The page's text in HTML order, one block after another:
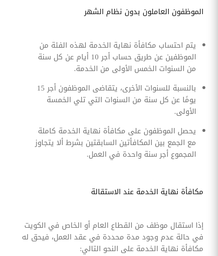
الموظفون العاملون بدون نظام الشهر
يتم احتساب مكافأة نهاية الخدمة لهذه الفئة من
الموظفين عن طريق حساب أجر 10 أيام عن كل سنة
من السنوات الخمس الأولى من الخدمة.
بالنسبة للسنوات الأخرى، يتقاضى الموظفون أجر 15
يومًا عن كل سنة من السنوات التي تلي الخمسة
الأولى.
يحصل الموظفون على مكافأة نهاية الخدمة كاملة
مع الجمع بين المكافأتين السابقتين بشرط ألا يتجاوز
المجموع أجر سنة واحدة في العمل.
مكافأة نهاية الخدمة عند الاستقالة
إذا استقال موظف من القطاع العام أو الخاص في الكويت
في حالة عدم وجود مدة محددة في عقد العمل، فيحق له
مكافأة نهاية الخدمة على النحو التالي: